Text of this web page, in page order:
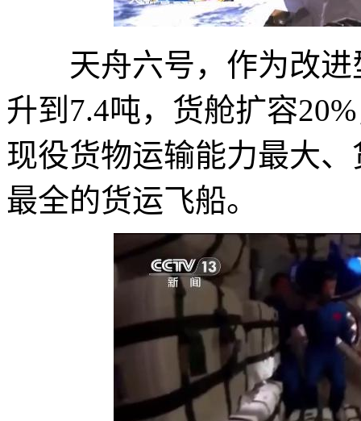
天舟六号，作为改进
升到7.4吨，货舱扩容
现役货物运输能力最大
最全的货运飞船。